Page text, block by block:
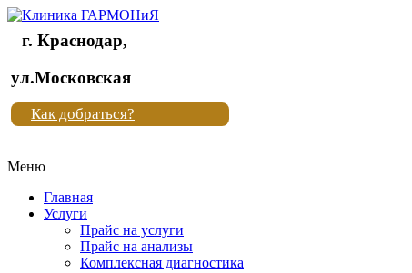
Клиника
"Новая
жизнь"
Клиника
жизнь"
г. Краснодар,
ул.Московская
Как добраться?
Меню
Главная
Услуги
Прайс на услуги
Прайс на анализы
Комплексная диагностика